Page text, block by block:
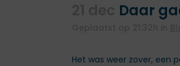
Daar
Het was weer zover, een